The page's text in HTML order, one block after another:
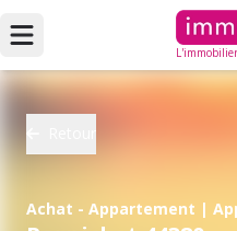
Achat - Appartement |